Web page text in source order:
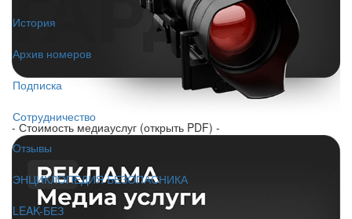
История
Архив номеров
Подписка
Сотрудничество
Отзывы
ЭНЦИКЛОПЕДИЯ БЕЗОПАСНИКА
LEAK-БЕЗ
- Стоимость медиауслуг (открыть PDF) -